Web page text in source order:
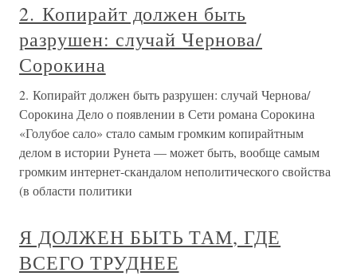
2. Копирайт должен быть
разрушен: случай Чернова/
Сорокина
2. Копирайт должен быть разрушен: случай Чернова/
Сорокина Дело о появлении в Сети романа Сорокина
«Голубое сало» стало самым громким копирайтным
делом в истории Рунета — может быть, вообще самым
громким интернет-скандалом неполитического свойства
(в области политики
Я ДОЛЖЕН БЫТЬ ТАМ, ГДЕ
ВСЕГО ТРУДНЕЕ